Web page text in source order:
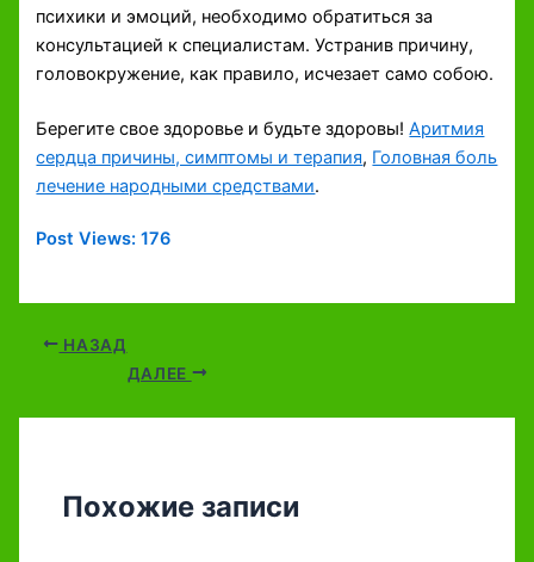
психики и эмоций, необходимо обратиться за
консультацией к специалистам. Устранив причину,
головокружение, как правило, исчезает само собою.
Берегите свое здоровье и будьте здоровы!Аритмия
сердца причины, симптомы и терапия, Головная боль
лечение народными средствами.
Post Views: 176
НАЗАД
ДАЛЕЕ
Похожие записи